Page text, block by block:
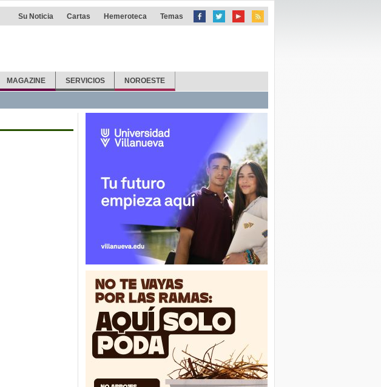
Su Noticia Cartas Hemeroteca Temas
MAGAZINE SERVICIOS NOROESTE